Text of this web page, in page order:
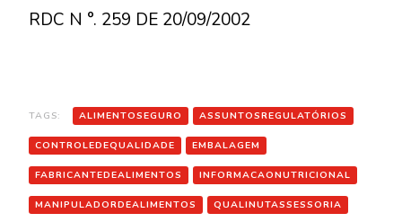
RDC N °. 259 DE 20/09/2002
TAGS: ALIMENTOSEGURO ASSUNTOSREGULATÓRIOS
CONTROLEDEQUALIDADE EMBALAGEM
FABRICANTEDEALIMENTOS INFORMACAONUTRICIONAL
MANIPULADORDEALIMENTOS QUALINUTASSESSORIA